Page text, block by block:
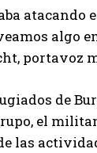
atacando
algo
portavoz
de
el
las